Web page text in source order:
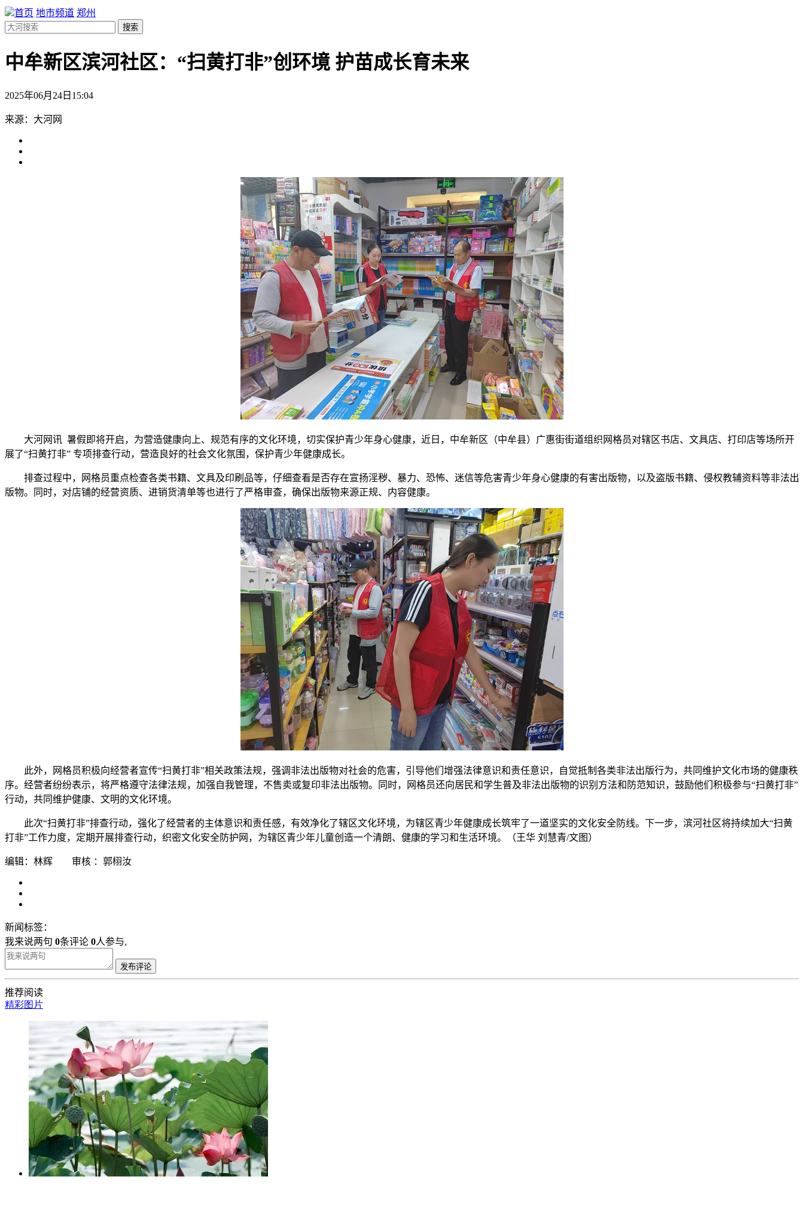
首页 地市频道 郑州
搜索
中牟新区滨河社区：“扫黄打非”创环境 护苗成长育未来
2025年06月24日15:04
来源：大河网
大河网讯 暑假即将开启，为营造健康向上、规范有序的文化环境，切实保护青少年身心健康，近日，中牟新区（中牟县）广惠街街道组织网格员对辖区书店、文具店、打印店等场所开
展了“扫黄打非” 专项排查行动，营造良好的社会文化氛围，保护青少年健康成长。
排查过程中，网格员重点检查各类书籍、文具及印刷品等，仔细查看是否存在宣扬淫秽、暴力、恐怖、迷信等危害青少年身心健康的有害出版物，以及盗版书籍、侵权教辅资料等非法出
版物。同时，对店铺的经营资质、进销货清单等也进行了严格审查，确保出版物来源正规、内容健康。
此外，网格员积极向经营者宣传“扫黄打非”相关政策法规，强调非法出版物对社会的危害，引导他们增强法律意识和责任意识，自觉抵制各类非法出版行为，共同维护文化市场的健康秩
序。经营者纷纷表示，将严格遵守法律法规，加强自我管理，不售卖或复印非法出版物。同时，网格员还向居民和学生普及非法出版物的识别方法和防范知识，鼓励他们积极参与“扫黄打非”
行动，共同维护健康、文明的文化环境。
此次“扫黄打非”排查行动，强化了经营者的主体意识和责任感，有效净化了辖区文化环境，为辖区青少年健康成长筑牢了一道坚实的文化安全防线。下一步，滨河社区将持续加大“扫黄
打非”工作力度，定期开展排查行动，织密文化安全防护网，为辖区青少年儿童创造一个清朗、健康的学习和生活环境。（王华 刘慧青/文图）
编辑：林辉 审核 ：郭栩汝
新闻标签：
我来说两句 0条评论 0人参与,
发布评论
推荐阅读